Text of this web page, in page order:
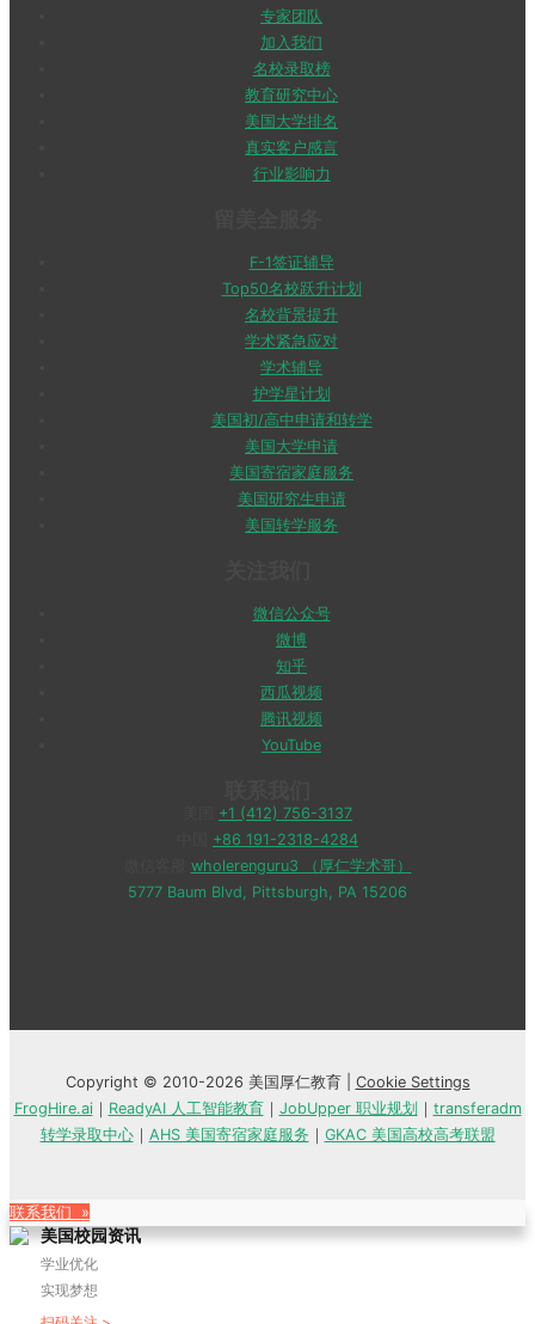
专家团队
加入我们
名校录取榜
教育研究中心
美国大学排名
真实客户感言
行业影响力
F-1签证辅导
Top50名校跃升计划
名校背景提升
学术紧急应对
学术辅导
护学星计划
美国初/高中申请和转学
美国大学申请
美国寄宿家庭服务
美国研究生申请
美国转学服务
微信公众号
微博
知乎
西瓜视频
腾讯视频
YouTube
+1 (412) 756-3137
+86 191-2318-4284
wholerenguru3 （厚仁学术哥）
5777 Baum Blvd, Pittsburgh, PA 15206
Copyright © 2010-2026 美国厚仁教育 | Cookie Settings
FrogHire.ai｜ ReadyAI 人工智能教育｜ JobUpper 职业规划 ｜ transferadm
转学录取中心｜ AHS 美国寄宿家庭服务 ｜ GKAC 美国高校高考联盟
联系我们 »
美国校园资讯
学业优化
实现梦想